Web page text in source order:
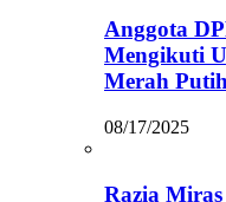
Anggota
Mengikuti
Merah
08/17/2025
Razia Miras